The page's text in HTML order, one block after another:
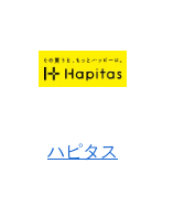
ハピタス